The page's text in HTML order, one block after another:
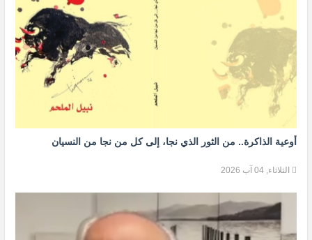
أوعية الذاكرة.. من الثور الذي نجا، إلى كل من نجا من النسيان
الثلاثاء, 04 آب 2026